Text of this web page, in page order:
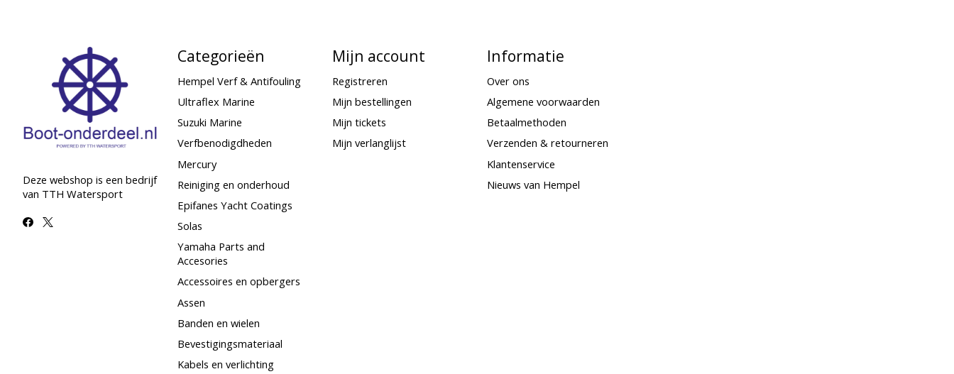
Deze webshop is een bedrijf
van TTH Watersport
Categorieën
Hempel Verf & Antifouling
Ultraflex Marine
Suzuki Marine
Verfbenodigdheden
Mercury
Reiniging en onderhoud
Epifanes Yacht Coatings
Solas
Yamaha Parts and
Accesories
Accessoires en opbergers
Assen
Banden en wielen
Bevestigingsmateriaal
Kabels en verlichting
Mijn account
Registreren
Mijn bestellingen
Mijn tickets
Mijn verlanglijst
Informatie
Over ons
Algemene voorwaarden
Betaalmethoden
Verzenden & retourneren
Klantenservice
Nieuws van Hempel